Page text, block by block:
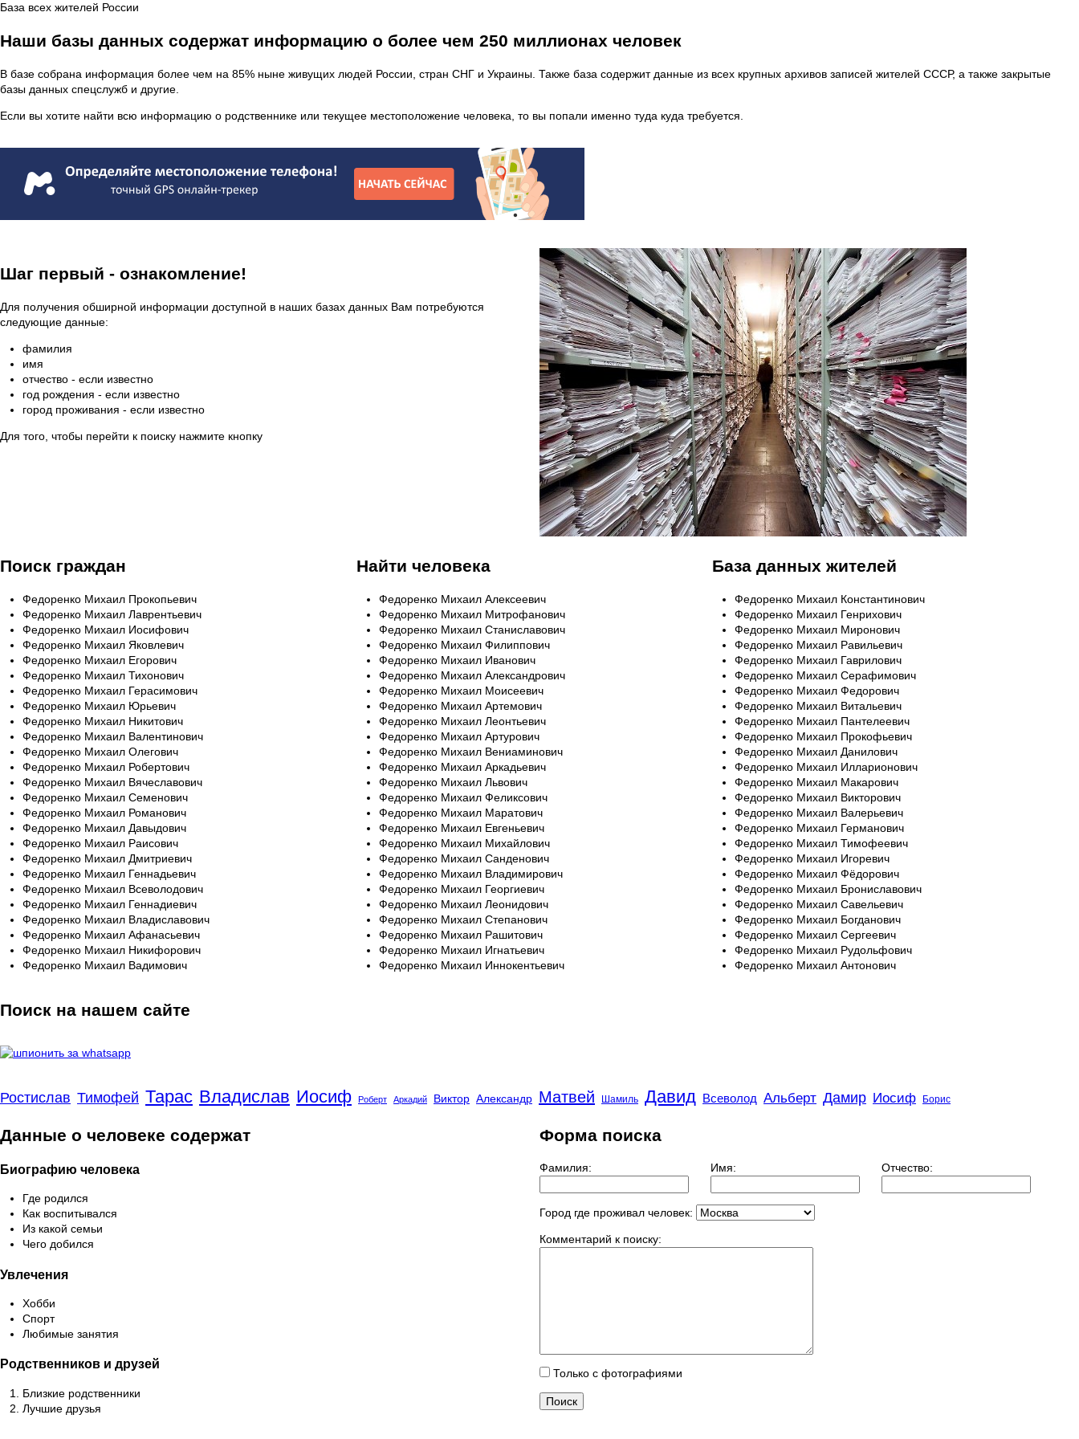
База всех жителей России
Наши базы данных содержат информацию о более чем 250 миллионах человек
В базе собрана информация более чем на 85% ныне живущих людей России, стран СНГ и Украины. Также база содержит данные из всех крупных архивов записей жителей СССР, а также закрытые
базы данных спецслужб и другие.
Если вы хотите найти всю информацию о родственнике или текущее местоположение человека, то вы попали именно туда куда требуется.
Шаг первый - ознакомление!
Для получения обширной информации доступной в наших базах данных Вам потребуются
следующие данные:
фамилия
имя
отчество - если известно
год рождения - если известно
город проживания - если известно
Для того, чтобы перейти к поиску нажмите кнопку
Поиск граждан
Федоренко Михаил Прокопьевич
Федоренко Михаил Лаврентьевич
Федоренко Михаил Иосифович
Федоренко Михаил Яковлевич
Федоренко Михаил Егорович
Федоренко Михаил Тихонович
Федоренко Михаил Герасимович
Федоренко Михаил Юрьевич
Федоренко Михаил Никитович
Федоренко Михаил Валентинович
Федоренко Михаил Олегович
Федоренко Михаил Робертович
Федоренко Михаил Вячеславович
Федоренко Михаил Семенович
Федоренко Михаил Романович
Федоренко Михаил Давыдович
Федоренко Михаил Раисович
Федоренко Михаил Дмитриевич
Федоренко Михаил Геннадьевич
Федоренко Михаил Всеволодович
Федоренко Михаил Геннадиевич
Федоренко Михаил Владиславович
Федоренко Михаил Афанасьевич
Федоренко Михаил Никифорович
Федоренко Михаил Вадимович
Найти человека
Федоренко Михаил Алексеевич
Федоренко Михаил Митрофанович
Федоренко Михаил Станиславович
Федоренко Михаил Филиппович
Федоренко Михаил Иванович
Федоренко Михаил Александрович
Федоренко Михаил Моисеевич
Федоренко Михаил Артемович
Федоренко Михаил Леонтьевич
Федоренко Михаил Артурович
Федоренко Михаил Вениаминович
Федоренко Михаил Аркадьевич
Федоренко Михаил Львович
Федоренко Михаил Феликсович
Федоренко Михаил Маратович
Федоренко Михаил Евгеньевич
Федоренко Михаил Михайлович
Федоренко Михаил Санденович
Федоренко Михаил Владимирович
Федоренко Михаил Георгиевич
Федоренко Михаил Леонидович
Федоренко Михаил Степанович
Федоренко Михаил Рашитович
Федоренко Михаил Игнатьевич
Федоренко Михаил Иннокентьевич
База данных жителей
Федоренко Михаил Константинович
Федоренко Михаил Генрихович
Федоренко Михаил Миронович
Федоренко Михаил Равильевич
Федоренко Михаил Гаврилович
Федоренко Михаил Серафимович
Федоренко Михаил Федорович
Федоренко Михаил Витальевич
Федоренко Михаил Пантелеевич
Федоренко Михаил Прокофьевич
Федоренко Михаил Данилович
Федоренко Михаил Илларионович
Федоренко Михаил Макарович
Федоренко Михаил Викторович
Федоренко Михаил Валерьевич
Федоренко Михаил Германович
Федоренко Михаил Тимофеевич
Федоренко Михаил Игоревич
Федоренко Михаил Фёдорович
Федоренко Михаил Брониславович
Федоренко Михаил Савельевич
Федоренко Михаил Богданович
Федоренко Михаил Сергеевич
Федоренко Михаил Рудольфович
Федоренко Михаил Антонович
Поиск на нашем сайте
Ростислав Тимофей Тарас Владислав Иосиф Роберт Аркадий Виктор Александр Матвей Шамиль Давид Всеволод Альберт Дамир Иосиф Борис
Данные о человеке содержат
Биографию человека
Где родился
Как воспитывался
Из какой семьи
Чего добился
Увлечения
Хобби
Спорт
Любимые занятия
Родственников и друзей
Близкие родственники
Лучшие друзья
Форма поиска
Фамилия: Имя: Отчество:
Город где проживал человек:
Комментарий к поиску:
Только с фотографиями